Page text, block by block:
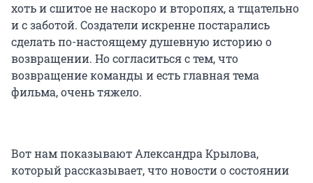
хоть и сшитое не наскоро и второпях, а тщательно
и с заботой. Создатели искренне постарались
сделать по-настоящему душевную историю о
возвращении. Но согласиться с тем, что
возвращение команды и есть главная тема
фильма, очень тяжело.
Вот нам показывают Александра Крылова,
который рассказывает, что новости о состоянии